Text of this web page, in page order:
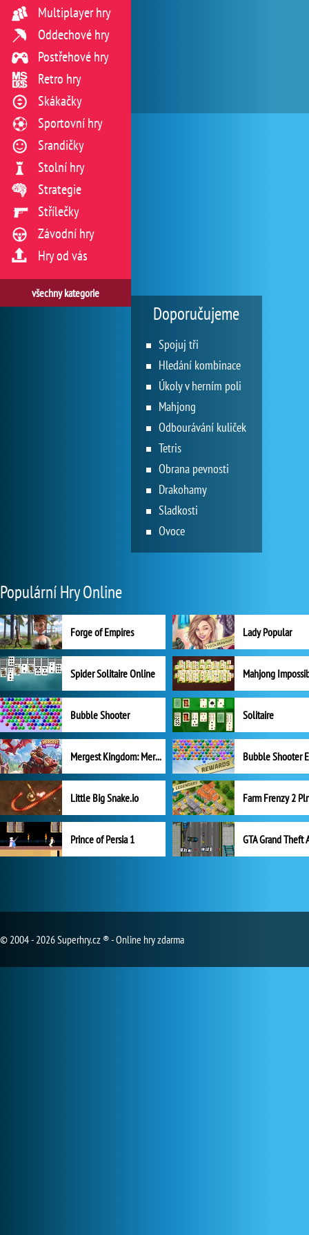
Multiplayer hry
Oddechové hry
Postřehové hry
Retro hry
Skákačky
Sportovní hry
Srandičky
Stolní hry
Strategie
Střílečky
Závodní hry
Hry od vás
všechny kategorie
Doporučujeme
Spojuj tři
Hledání kombinace
Úkoly v herním poli
Mahjong
Odbourávání kuliček
Tetris
Obrana pevnosti
Drakohamy
Sladkosti
Ovoce
Populární Hry Online
Forge of Empires Lady Popular
Spider Solitaire Online Mahjong
Bubble Shooter Solitaire
Mergest Kingdom: Merge Puzzle
Little Big Snake.io
Prince of Persia 1 GTA Grand Theft
© 2004 - 2026 Superhry.cz ® - Online hry zdarma